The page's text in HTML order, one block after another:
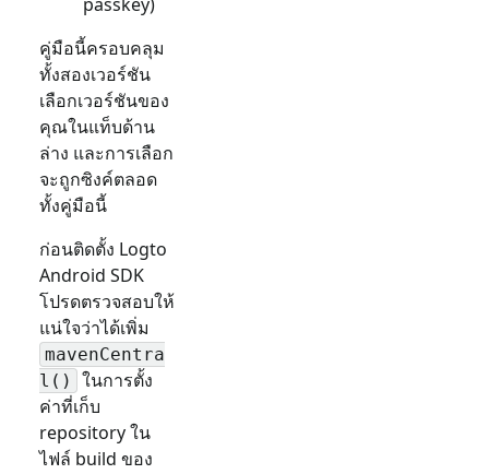
คู่มือนี้ครอบคลุม
ทั้งสองเวอร์ชัน
เลือกเวอร์ชันของ
คุณในแท็บด้าน
ล่าง และการเลือก
จะถูกซิงค์ตลอด
ทั้งคู่มือนี้
ก่อนติดตั้ง Logto
Android SDK
โปรดตรวจสอบให้
แน่ใจว่าได้เพิ่ม
mavenCentra
l()
ในการตั้ง
ค่าที่เก็บ
repository ใน
ไฟล์ build ของ